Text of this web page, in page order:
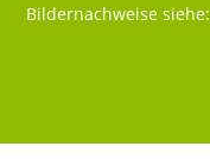
Bildernachweise siehe: